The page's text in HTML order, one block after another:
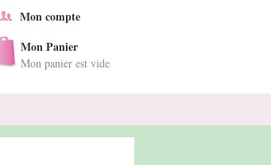
Mon compte
Mon Panier
Mon panier est vide